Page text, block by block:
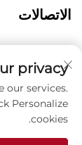
الاتصالات
بينغيانغ،
P
privacy
our services.
Personalize
cookies.